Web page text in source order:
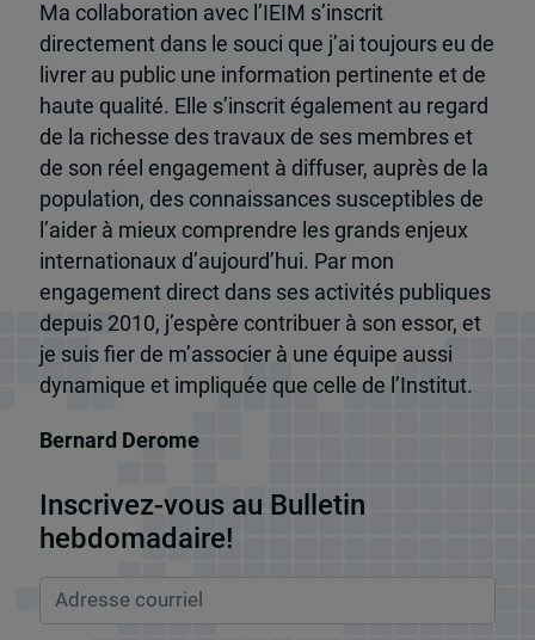
Ma collaboration avec l’IEIM s’inscrit
directement dans le souci que j’ai toujours eu de
livrer au public une information pertinente et de
haute qualité. Elle s’inscrit également au regard
de la richesse des travaux de ses membres et
de son réel engagement à diffuser, auprès de la
population, des connaissances susceptibles de
l’aider à mieux comprendre les grands enjeux
internationaux d’aujourd’hui. Par mon
engagement direct dans ses activités publiques
depuis 2010, j’espère contribuer à son essor, et
je suis fier de m’associer à une équipe aussi
dynamique et impliquée que celle de l’Institut.
Bernard Derome
Inscrivez-vous au Bulletin
hebdomadaire!